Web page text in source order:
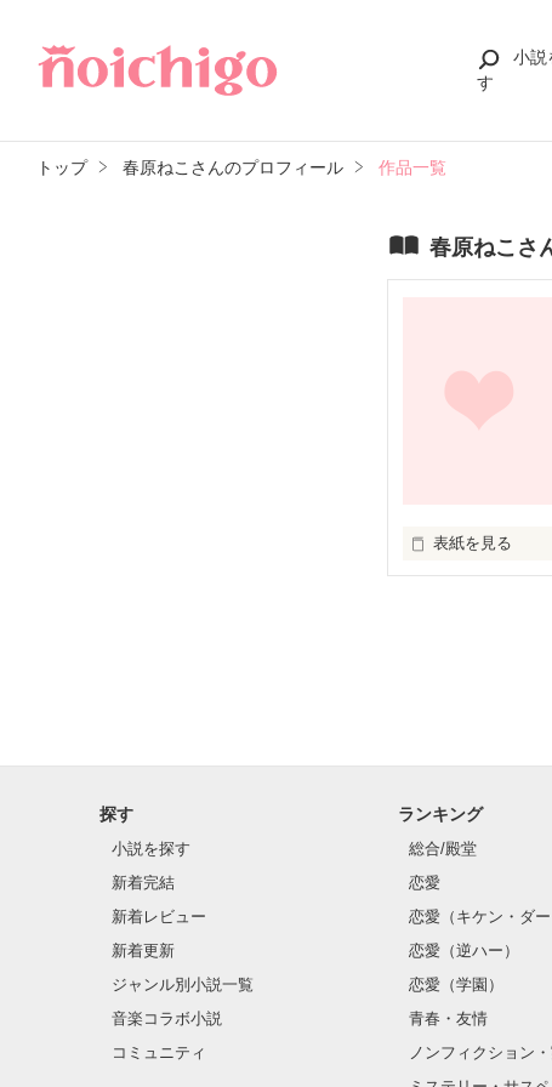
小説
す
トップ 春原ねこさんのプロフィール 作品一覧
春原ねこさ
表紙を見る
探す
小説を探す
新着完結
新着レビュー
新着更新
ジャンル別小説一覧
音楽コラボ小説
コミュニティ
ランキング
総合/殿堂
恋愛
恋愛（キケン・ダー
恋愛（逆ハー）
恋愛（学園）
青春・友情
ノンフィクション